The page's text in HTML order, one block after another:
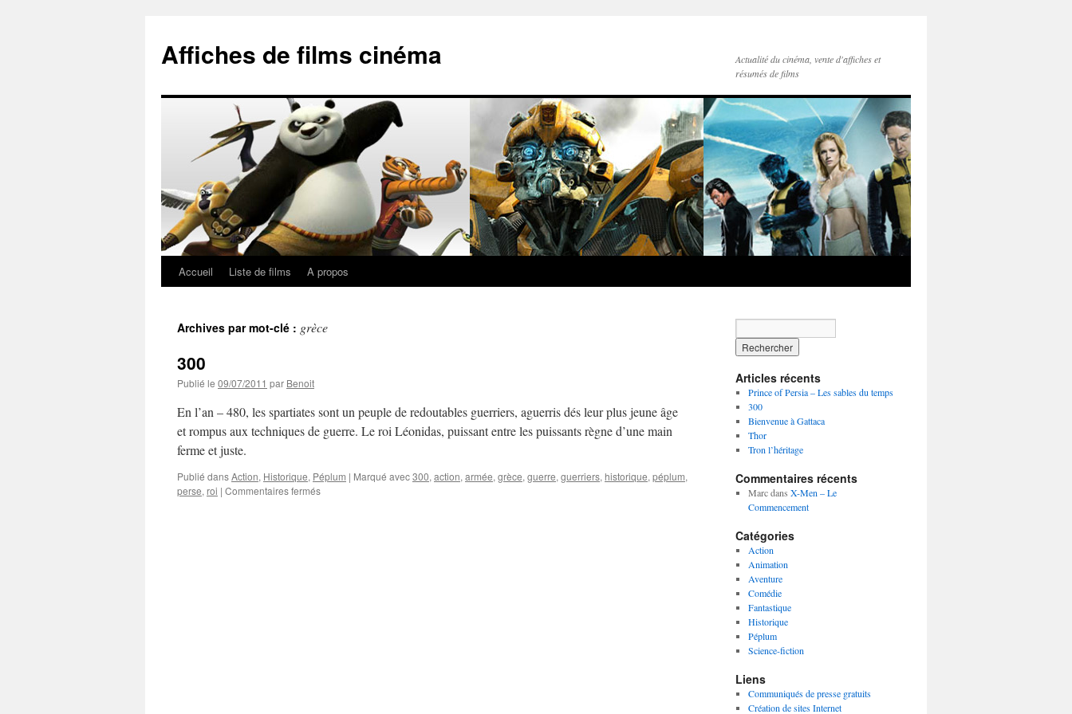
contenu
Affiches de films cinéma
Actualité du cinéma, vente d'affiches et
résumés de films
Accueil Liste de films A propos
Archives par mot-clé : grèce
300
Publié le 09/07/2011 par Benoit
En l’an – 480, les spartiates sont un peuple de redoutables guerriers, aguerris dés leur plus jeune âge
et rompus aux techniques de guerre. Le roi Léonidas, puissant entre les puissants règne d’une main
ferme et juste.
Publié dansAction, Historique, Péplum | Marqué avec300, action, armée, grèce, guerre, guerriers, historique, péplum,
perse, roi | Commentaires ferméssur
Articles récents
Prince of Persia – Les sables du temps
300
Bienvenue à Gattaca
Thor
Tron l’héritage
Commentaires récents
Marcdans X-Men – Le
Commencement
Catégories
Action
Animation
Aventure
Comédie
Fantastique
Historique
Péplum
Science-fiction
Liens
Communiqués de presse gratuits
Création de sites Internet